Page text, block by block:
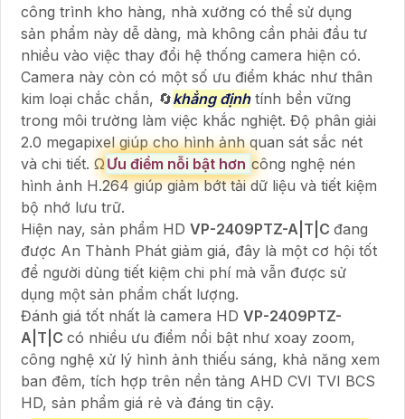
công trình kho hàng, nhà xưởng có thể sử dụng
sản phẩm này dễ dàng, mà không cần phải đầu tư
nhiều vào việc thay đổi hệ thống camera hiện có.
Camera này còn có một số ưu điểm khác như thân
kim loại chắc chắn, 🔄khẳng địnhtính bền vững
trong môi trường làm việc khắc nghiệt. Độ phân giải
2.0 megapixel giúp cho hình ảnh quan sát sắc nét
và chi tiết. ΩƯu điểm nỗi bật hơn công nghệ nén
hình ảnh H.264 giúp giảm bớt tải dữ liệu và tiết kiệm
bộ nhớ lưu trữ.
Hiện nay, sản phẩm HD VP-2409PTZ-A|T|C đang
được An Thành Phát giảm giá, đây là một cơ hội tốt
để người dùng tiết kiệm chi phí mà vẫn được sử
dụng một sản phẩm chất lượng.
Đánh giá tốt nhất là camera HD VP-2409PTZ-
A|T|C có nhiều ưu điểm nổi bật như xoay zoom,
công nghệ xử lý hình ảnh thiếu sáng, khả năng xem
ban đêm, tích hợp trên nền tảng AHD CVI TVI BCS
HD, sản phẩm giá rẻ và đáng tin cậy.